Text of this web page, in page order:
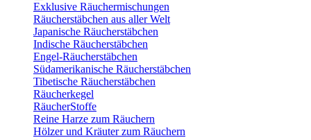
Exklusive Räuchermischungen
Räucherstäbchen aus aller Welt
Japanische Räucherstäbchen
Indische Räucherstäbchen
Engel-Räucherstäbchen
Südamerikanische Räucherstäbchen
Tibetische Räucherstäbchen
Räucherkegel
RäucherStoffe
Reine Harze zum Räuchern
Hölzer und Kräuter zum Räuchern